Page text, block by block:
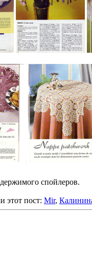
спойлеров.
этот пост: Mir,